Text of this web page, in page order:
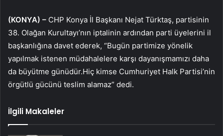
(KONYA) – CHP Konya İl Başkanı Nejat Türktaş, partisinin
38. Olağan Kurultayı’nın iptalinin ardından parti üyelerini il
başkanlığına davet ederek, “Bugün partimize yönelik
yapılmak istenen müdahalelere karşı dayanışmamızı daha
da büyütme günüdür.Hiç kimse Cumhuriyet Halk Partisi’nin
örgütlü gücünü teslim alamaz” dedi.
İlgili Makaleler